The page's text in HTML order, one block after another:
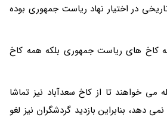
در اختیار نهاد ریاست جمهوری بوده
کاخ های ریاست جمهوری بلکه همه کاخ
خواهند تا از کاخ سعدآباد نیز تماشا
دهد، بنابراین بازدید گردشگران نیز لغو